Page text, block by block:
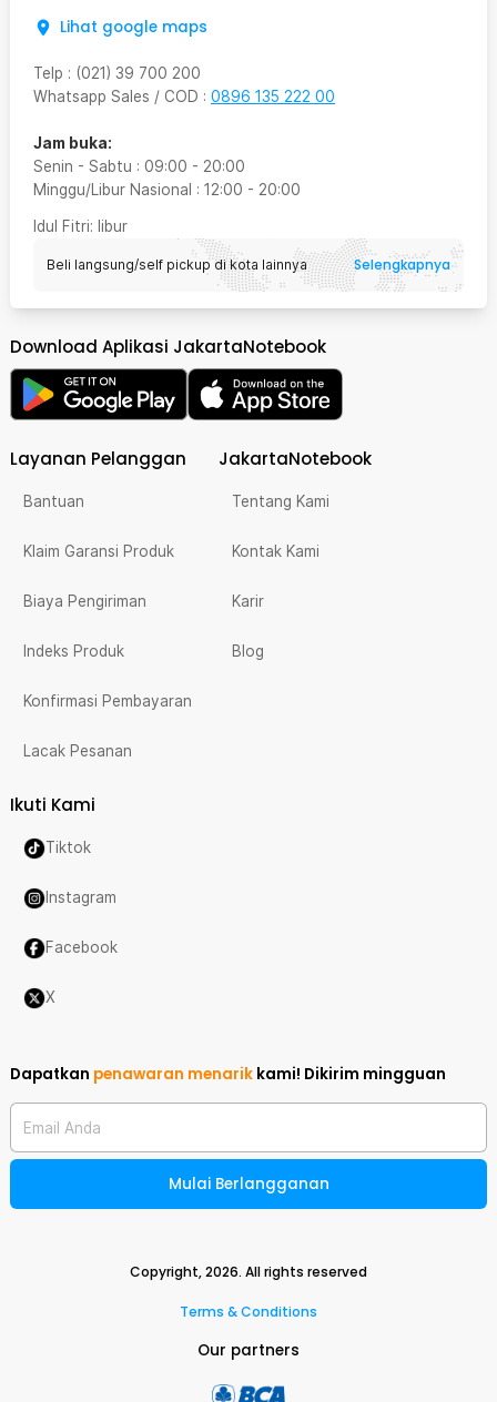
Lihat google maps
Telp : (021) 39 700 200
Whatsapp Sales / COD : 0896 135 222 00
Jam buka:
Senin - Sabtu : 09:00 - 20:00
Minggu/Libur Nasional : 12:00 - 20:00
Idul Fitri: libur
Beli langsung/self pickup di kota lainnya Selengkapnya
Download Aplikasi JakartaNotebook
Layanan Pelanggan
Bantuan
Klaim Garansi Produk
Biaya Pengiriman
Indeks Produk
Konfirmasi Pembayaran
Lacak Pesanan
JakartaNotebook
Tentang Kami
Kontak Kami
Karir
Blog
Ikuti Kami
Tiktok
Instagram
Facebook
X
Dapatkan penawaran menarik kami! Dikirim mingguan
Email Anda
Mulai Berlangganan
Copyright,2026. All rights reserved
Terms & Conditions
Our partners